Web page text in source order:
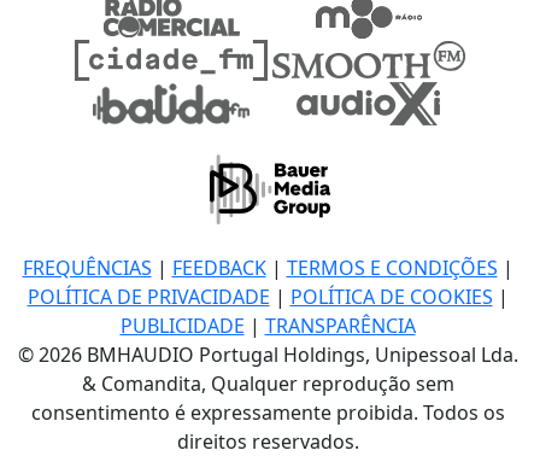
FREQUÊNCIAS | FEEDBACK| TERMOS E CONDIÇÕES |
POLÍTICA DE PRIVACIDADE | POLÍTICA DE COOKIES |
PUBLICIDADE | TRANSPARÊNCIA
© 2026 BMHAUDIO Portugal Holdings, Unipessoal Lda.
& Comandita, Qualquer reprodução sem
consentimento é expressamente proibida. Todos os
direitos reservados.